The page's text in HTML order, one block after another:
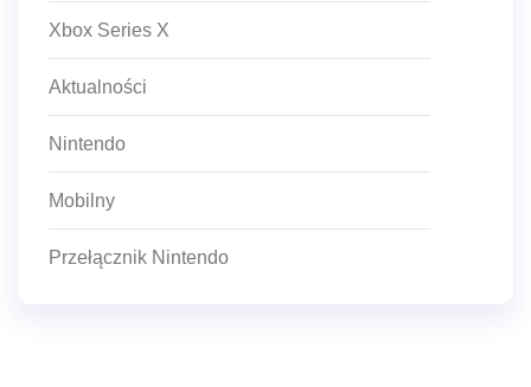
Xbox Series X
Aktualności
Nintendo
Mobilny
Przełącznik Nintendo